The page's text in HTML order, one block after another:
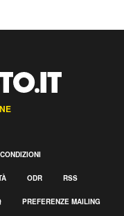
ODR RSS
PREFERENZE MAILING